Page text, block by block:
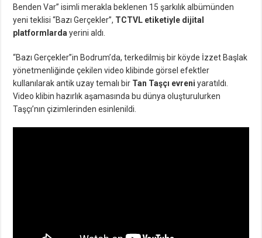
Benden Var” isimli merakla beklenen 15 şarkılık albümünden
yeni teklisi “Bazı Gerçekler”, TCTVL etiketiyle dijital
platformlardayerini aldı.
“Bazı Gerçekler”in Bodrum’da, terkedilmiş bir köyde İzzet Başlak
yönetmenliğinde çekilen video klibinde görsel efektler
kullanılarak antik uzay temalı bir Tan Taşçı evreni yaratıldı.
Video klibin hazırlık aşamasında bu dünya oluşturulurken
Taşçı’nın çizimlerinden esinlenildi.